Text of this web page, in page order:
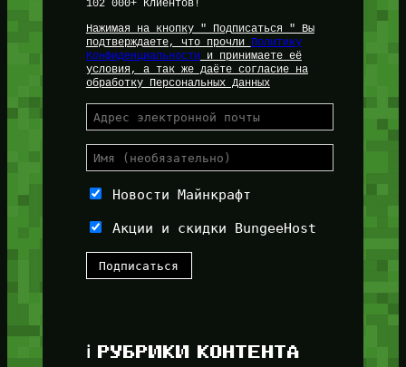
102 000+ Клиентов!
Нажимая на кнопку " Подписаться " Вы
подтверждаете, что прочли
Политику
Конфиденциальностии принимаете её
условия, а так же даёте согласие на
обработку Персональных Данных
Новости Майнкрафт
Акции и скидки BungeeHost
ℹ️ РУБРИКИ КОНТЕНТА